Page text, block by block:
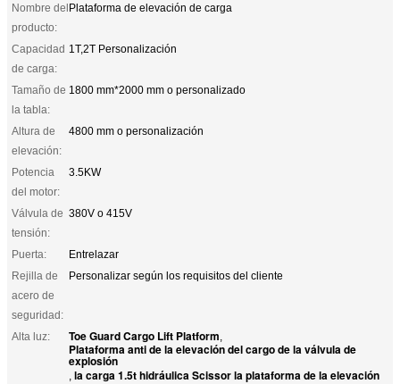
Nombre del
producto:
Plataforma de elevación de carga
Capacidad
de carga:
1T,2T Personalización
Tamaño de
la tabla:
1800 mm*2000 mm o personalizado
Altura de
elevación:
4800 mm o personalización
Potencia
del motor:
3.5KW
Válvula de
tensión:
380V o 415V
Puerta:
Entrelazar
Rejilla de
acero de
seguridad:
Personalizar según los requisitos del cliente
Alta luz: Toe Guard Cargo Lift Platform,
Plataforma anti de la elevación del cargo de la válvula de
explosión
, la carga 1.5t hidráulica Scissor la plataforma de la elevación